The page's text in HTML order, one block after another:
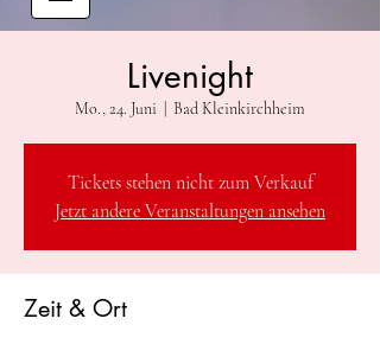
Livenight
Mo., 24. Juni Bad Kleinkirchheim
Tickets stehen nicht zum Verkauf
Jetzt andere Veranstaltungen ansehen
Zeit & Ort